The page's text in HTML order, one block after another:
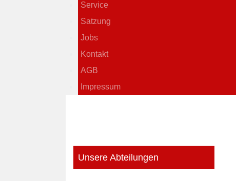
Service
Satzung
Jobs
Kontakt
AGB
Impressum
Unsere Abteilungen